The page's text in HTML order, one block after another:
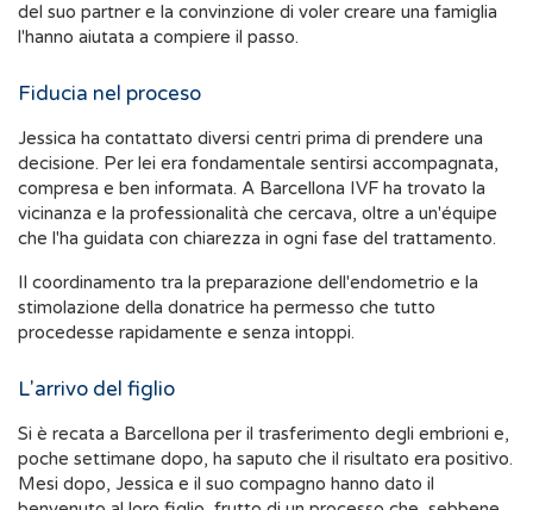
del suo partner e la convinzione di voler creare una famiglia
l'hanno aiutata a compiere il passo.
Fiducia nel proceso
Jessica ha contattato diversi centri prima di prendere una
decisione. Per lei era fondamentale sentirsi accompagnata,
compresa e ben informata. A Barcellona IVF ha trovato la
vicinanza e la professionalità che cercava, oltre a un'équipe
che l'ha guidata con chiarezza in ogni fase del trattamento.
Il coordinamento tra la preparazione dell'endometrio e la
stimolazione della donatrice ha permesso che tutto
procedesse rapidamente e senza intoppi.
L'arrivo del figlio
Si è recata a Barcellona per il trasferimento degli embrioni e,
poche settimane dopo, ha saputo che il risultato era positivo.
Mesi dopo, Jessica e il suo compagno hanno dato il